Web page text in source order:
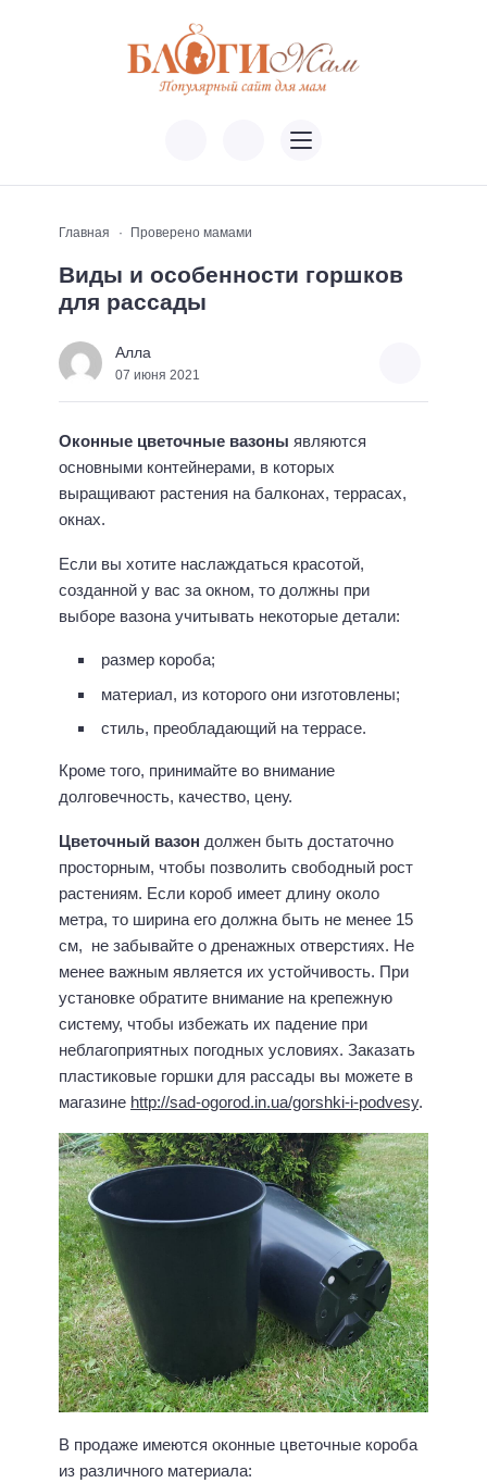
Главная Проверено мамами
Виды и особенности горшков
для рассады
Алла
07 июня 2021
Оконные цветочные вазоны являются
основными контейнерами, в которых
выращивают растения на балконах, террасах,
окнах.
Если вы хотите наслаждаться красотой,
созданной у вас за окном, то должны при
выборе вазона учитывать некоторые детали:
размер короба;
материал, из которого они изготовлены;
стиль, преобладающий на террасе.
Кроме того, принимайте во внимание
долговечность, качество, цену.
Цветочный вазон должен быть достаточно
просторным, чтобы позволить свободный рост
растениям. Если короб имеет длину около
метра, то ширина его должна быть не менее 15
см, не забывайте о дренажных отверстиях. Не
менее важным является их устойчивость. При
установке обратите внимание на крепежную
систему, чтобы избежать их падение при
неблагоприятных погодных условиях. Заказать
пластиковые горшки для рассады вы можете в
магазине http://sad-ogorod.in.ua/gorshki-i-podvesy.
В продаже имеются оконные цветочные короба
из различного материала: